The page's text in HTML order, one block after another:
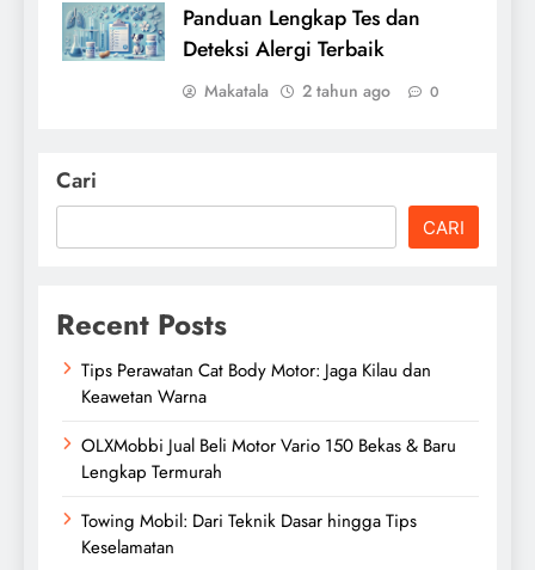
Panduan Lengkap Tes dan
Deteksi Alergi Terbaik
Makatala 2 tahun ago 0
Cari
CARI
Recent Posts
Tips Perawatan Cat Body Motor: Jaga Kilau dan
Keawetan Warna
OLXMobbi Jual Beli Motor Vario 150 Bekas & Baru
Lengkap Termurah
Towing Mobil: Dari Teknik Dasar hingga Tips
Keselamatan